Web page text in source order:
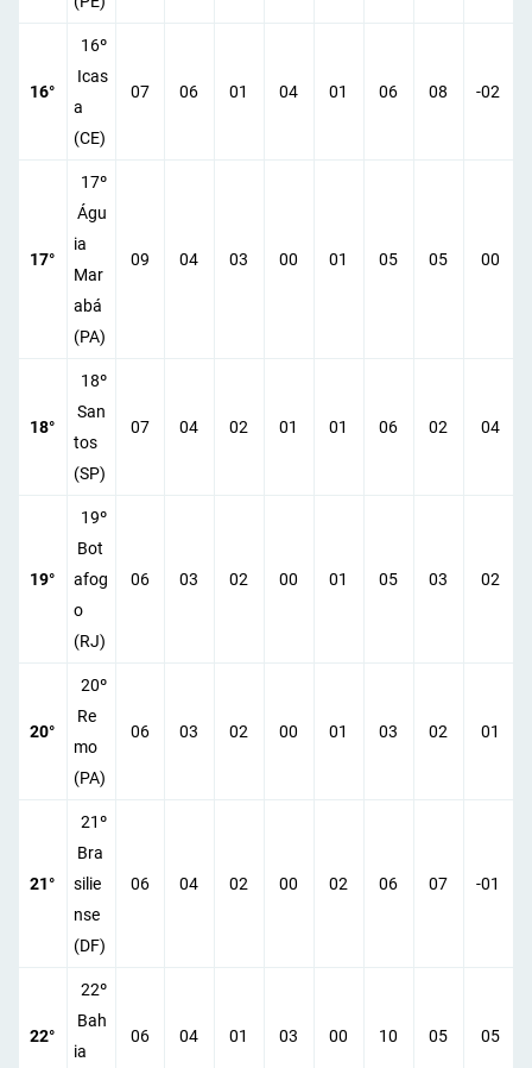
16°
16º
Icas
a
(CE)
07 06 01 04 01 06 08 -02
17°
17º
Águ
ia
Mar
abá
(PA)
09 04 03 00 01 05 05 00
18°
18º
San
tos
(SP)
07 04 02 01 01 06 02 04
19°
19º
Bot
afog
o
(RJ)
06 03 02 00 01 05 03 02
20°
20º
Re
mo
(PA)
06 03 02 00 01 03 02 01
21°
21º
Bra
silie
nse
(DF)
06 04 02 00 02 06 07 -01
22°
22º
Bah
ia
06 04 01 03 00 10 05 05